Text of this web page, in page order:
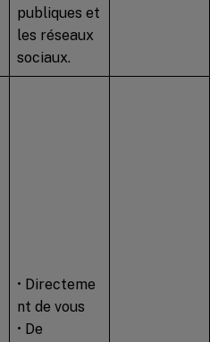
publiques et
les réseaux
sociaux.
• Directeme
nt de vous
• De